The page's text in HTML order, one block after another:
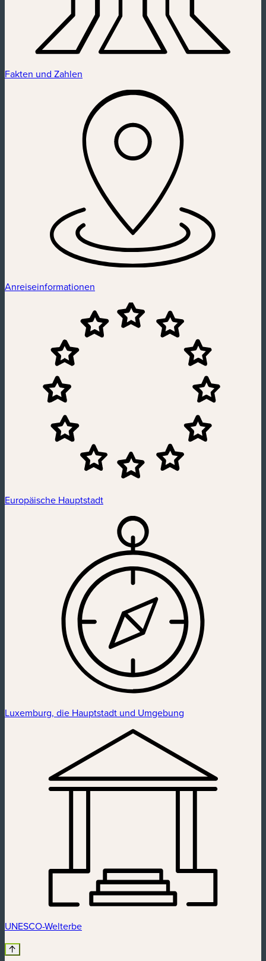
Fakten und Zahlen
Anreiseinformationen
Europäische Hauptstadt
Luxemburg, die Hauptstadt und Umgebung
UNESCO-Welterbe